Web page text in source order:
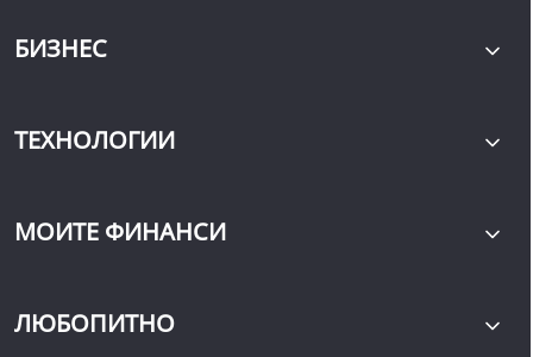
БИЗНЕС
ТЕХНОЛОГИИ
МОИТЕ ФИНАНСИ
ЛЮБОПИТНО